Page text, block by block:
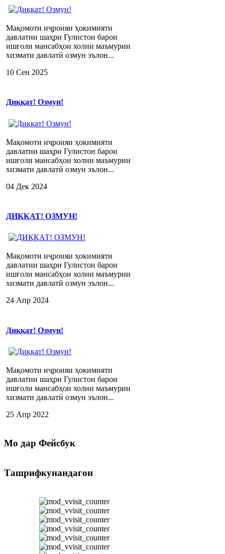
Мақомоти иҷроияи ҳокимияти
давлатии шаҳри Гулистон барои
ишғоли мансабҳои холии маъмурии
хизмати давлатӣ озмун эълон...
10 Сен 2025
Диққат! Озмун!
Мақомоти иҷроияи ҳокимияти
давлатии шаҳри Гулистон барои
ишғоли мансабҳои холии маъмурии
хизмати давлатӣ озмун эълон...
04 Дек 2024
ДИҚҚАТ! ОЗМУН!
Мақомоти иҷроияи ҳокимияти
давлатии шаҳри Гулистон барои
ишғоли мансабҳои холии маъмурии
хизмати давлатӣ озмун эълон...
24 Апр 2024
Диққат! Озмун!
Мақомоти иҷроияи ҳокимияти
давлатии шаҳри Гулистон барои
ишғоли мансабҳои холии маъмурии
хизмати давлатӣ озмун эълон...
25 Апр 2022
Мо дар Фейсбук
Ташрифкунандагон